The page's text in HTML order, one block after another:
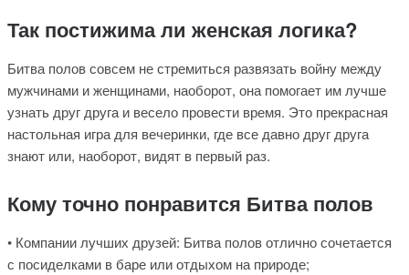
Так постижима ли женская логика?
Битва полов совсем не стремиться развязать войну между
мужчинами и женщинами, наоборот, она помогает им лучше
узнать друг друга и весело провести время. Это прекрасная
настольная игра для вечеринки, где все давно друг друга
знают или, наоборот, видят в первый раз.
Кому точно понравится Битва полов
• Компании лучших друзей: Битва полов отлично сочетается
с посиделками в баре или отдыхом на природе;